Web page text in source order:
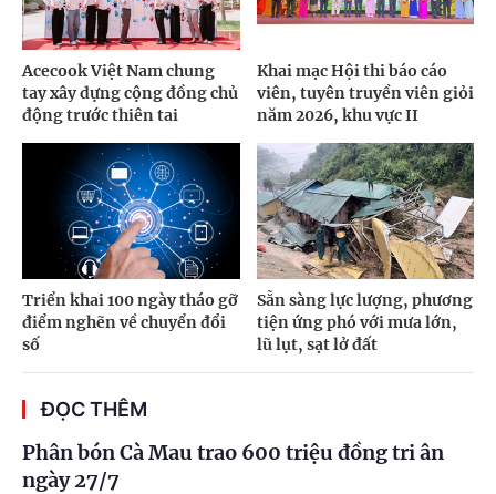
Acecook Việt Nam chung
tay xây dựng cộng đồng chủ
động trước thiên tai
Khai mạc Hội thi báo cáo
viên, tuyên truyền viên giỏi
năm 2026, khu vực II
Triển khai 100 ngày tháo gỡ
điểm nghẽn về chuyển đổi
số
Sẵn sàng lực lượng, phương
tiện ứng phó với mưa lớn,
lũ lụt, sạt lở đất
ĐỌC THÊM
Phân bón Cà Mau trao 600 triệu đồng tri ân
ngày 27/7